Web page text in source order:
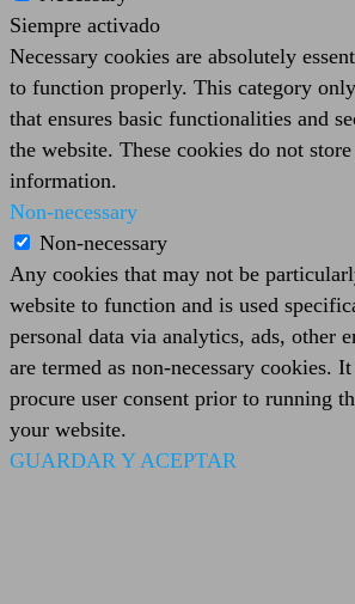
Siempre activado
Necessary cookies are absolutely
to function properly. This category
that ensures basic functionalities and
the website. These cookies do not
information.
Non-necessary
Non-necessary
Any cookies that may not be
website to function and is used
personal data via analytics, ads, other
are termed as non-necessary cookies.
procure user consent prior to running
your website.
GUARDAR Y ACEPTAR